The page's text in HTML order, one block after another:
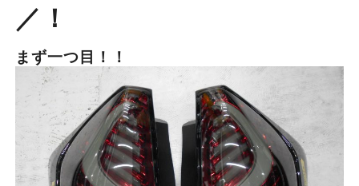
／！
まず一つ目！！